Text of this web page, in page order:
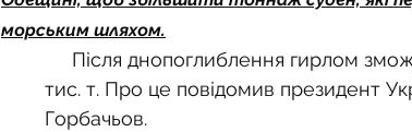
морським шляхом.
тис. т. Про це повідомив президент
Горбачьов.